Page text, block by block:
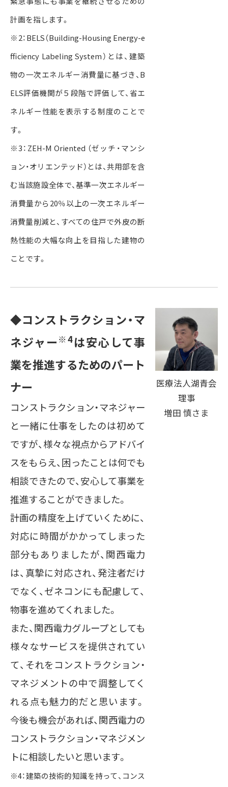
計画を指します。
※2：BELS（Building-Housing Energy-e
fficiency Labeling System）とは、建築
物の一次エネルギー消費量に基づき、B
ELS評価機関が５段階で評価して、省エ
ネルギー性能を表示する制度のことで
す。
※3：ZEH-M Oriented （ゼッチ・マンシ
ョン・オリエンテッド）とは、共用部を含
む当該施設全体で、基準一次エネルギー
消費量から20％以上の一次エネルギー
消費量削減と、すべての住戸で外皮の断
熱性能の大幅な向上を目指した建物の
ことです。
医療法人湖青会
理事
増田 慎さま
◆コンストラクション・マ
ネジャー ※4は安心して事
業を推進するためのパート
ナー
コンストラクション・マネジャー
と一緒に仕事をしたのは初めて
ですが、様々な視点からアドバイ
スをもらえ、困ったことは何でも
相談できたので、安心して事業を
推進することができました。
計画の精度を上げていくために、
対応に時間がかかってしまった
部分もありましたが、関西電力
は、真摯に対応され、発注者だけ
でなく、ゼネコンにも配慮して、
物事を進めてくれました。
また、関西電力グループとしても
様々なサービスを提供されてい
て、それをコンストラクション・
マネジメントの中で調整してく
れる点も魅力的だと思います。
今後も機会があれば、関西電力の
コンストラクション・マネジメン
トに相談したいと思います。
※4：建築の技術的知識を持って、コンス